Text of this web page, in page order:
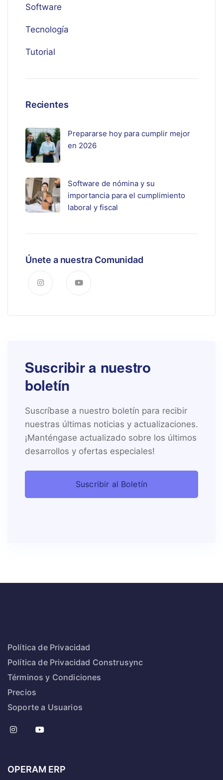
Software
Tecnología
Tutorial
Recientes
Prepararse hoy para cumplir mejor
en 2026
Software de nómina y su
importancia para el cumplimiento
laboral y fiscal
Únete a nuestra Comunidad
Suscribir a nuestro
boletín
Suscríbase a nuestro boletín para recibir
nuestras últimas noticias y actualizaciones.
¡Manténgase actualizado sobre los últimos
desarrollos y ofertas especiales!
Política de Privacidad
Política de Privacidad Construsync
Términos y Condiciones
Precios
Soporte a Usuarios
OPERAM ERP